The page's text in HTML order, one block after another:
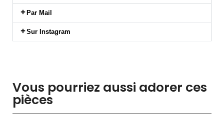
Par Mail
Sur Instagram
Vous pourriez aussi adorer ces
pièces